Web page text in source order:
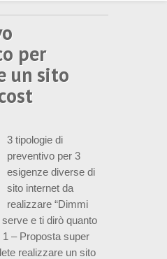
per
un sito
3 tipologie di
preventivo per 3
esigenze diverse di
sito internet da
realizzare “Dimmi
e ti dirò quanto
– Proposta super
realizzare un sito